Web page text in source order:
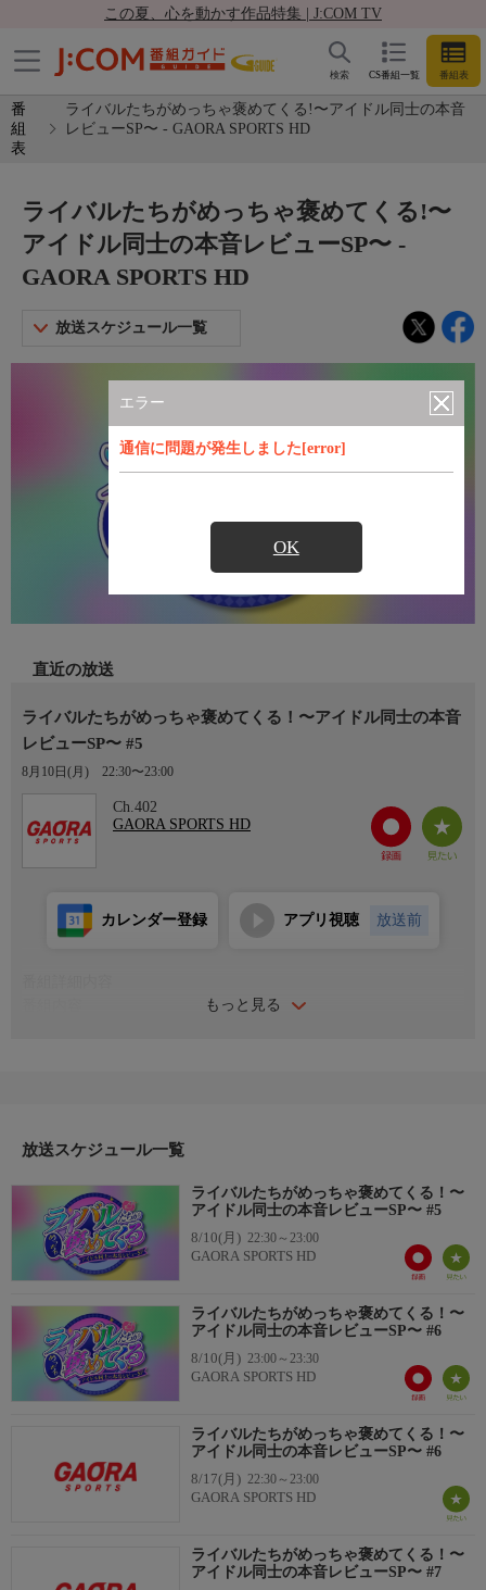
この夏、心を動かす作品特集 | J:COM TV
CS番組一覧 番組表
検索
番
組
表
ライバルたちがめっちゃ褒めてくる!〜アイドル同士の本音
レビューSP〜 - GAORA SPORTS HD
エラー
通信に問題が発生しました[error]
OK
ライバルたちがめっちゃ褒めてくる!〜
アイドル同士の本音レビューSP〜 -
GAORA SPORTS HD
放送スケジュール一覧
直近の放送
ライバルたちがめっちゃ褒めてくる！〜アイドル同士の本音
レビューSP〜 #5
8月10日(月) 22:30〜23:00
Ch.402
GAORA SPORTS HD
もっと見る
カレンダー登録 アプリ視聴 放送前
ペクト・バラエティ。まずは自分たちが褒めて欲しい点や、最近
番組内容
そして、このアイドルたちへリスペクトコメントを送るのも人気
のアイドルたち！プロだからこその着眼点が飛び出す。さらに、
そのアイドルに集まった質問を元に、本音に迫っていく。
Juice=Juice、なすなかにし／VTR出演:櫻井優衣(FRUITS
ZIPPER)、桜木心菜(私立恵比寿中学)
放送局
【スポーツ満載365日！GAORA SPORTS】
XやInstagramでも番組情報を発信中！
公式PRキャラクター「ガオやん」
https://www.gaora.co.jp/gaoyan/
放送スケジュール一覧
ライバルたちがめっちゃ褒めてくる！〜
アイドル同士の本音レビューSP〜 #5
8/10(月) 22:30～23:00
GAORA SPORTS HD
ライバルたちがめっちゃ褒めてくる！〜
アイドル同士の本音レビューSP〜 #6
8/10(月) 23:00～23:30
GAORA SPORTS HD
ライバルたちがめっちゃ褒めてくる！〜
アイドル同士の本音レビューSP〜 #6
8/17(月) 22:30～23:00
GAORA SPORTS HD
ライバルたちがめっちゃ褒めてくる！〜
アイドル同士の本音レビューSP〜 #7